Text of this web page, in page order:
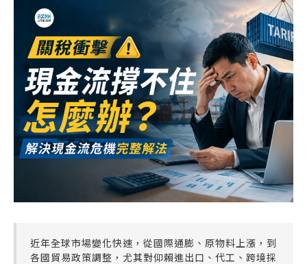
平台操作
知識專區
平台介紹
近年全球市場變化快速，從國際通膨、原物料上漲，到
各國貿易政策調整，尤其對仰賴進出口、代工、跨境採